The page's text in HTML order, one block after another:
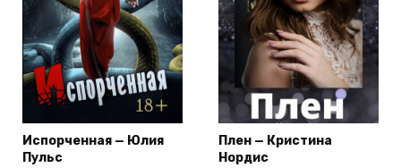
Испорченная — Юлия
Пульс
Плен — Кристина
Нордис